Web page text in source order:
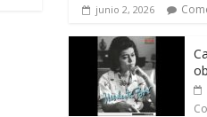
junio 2, 2026